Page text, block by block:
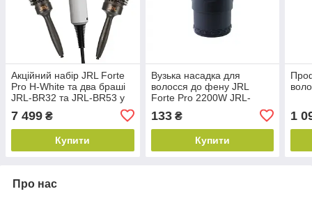
Акційний набір JRL Forte
Pro H-White та два браші
JRL-BR32 та JRL-BR53 у
подарунок (JRL-FP2401W)
7 499 ₴
Купити
Вузька насадка для
волосся до фену JRL
Forte Pro 2200W JRL-
133₴
Купити
1
Про нас